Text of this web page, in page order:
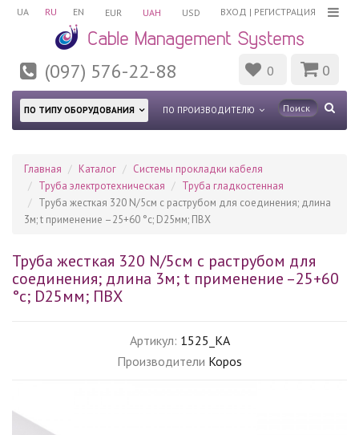
UA RU EN ВХОД | РЕГИСТРАЦИЯ
EUR UAH USD
(097) 576-22-88 0 0
ПО ТИПУ ОБОРУДОВАНИЯ ПО ПРОИЗВОДИТЕЛЮ
Главная Каталог
Системы прокладки кабеля
Труба электротехническая
Труба гладкостенная
Труба жесткая 320 N/5см с раструбом для соединения; длина
3м; t применение –25+60 °с; D25мм; ПВХ
Труба жесткая 320 N/5см с раструбом для
соединения; длина 3м; t применение –25+60
°с; D25мм; ПВХ
Артикул: 1525_KA
Производители Kopos